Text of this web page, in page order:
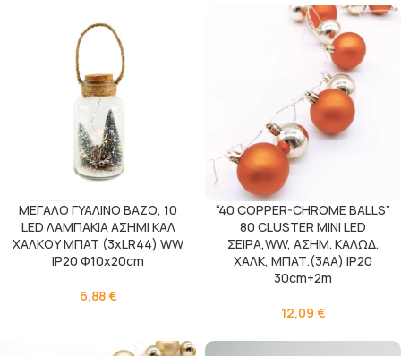
ΜΕΓΑΛΟ ΓΥΑΛΙΝΟ ΒΑΖΟ, 10
LED ΛΑΜΠΑΚΙΑ ΑΣΗΜΙ ΚΑΛ
ΧΑΛΚΟΥ ΜΠΑΤ (3xLR44) WW
IP20 Φ10x20cm
6,88€
“40 COPPER-CHROME BALLS”
80 CLUSTER MINI LED
ΣΕΙΡΑ,WW, ΑΣΗΜ. ΚΑΛΩΔ.
ΧΑΛΚ, ΜΠΑΤ.(3ΑΑ) IP20
30cm+2m
12,09 €